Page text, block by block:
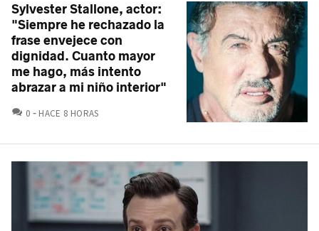
Sylvester Stallone, actor:
"Siempre he rechazado la
frase envejece con
dignidad. Cuanto mayor
me hago, más intento
abrazar a mi niño interior"
0 COMENTARIOS
HACE 8 HORAS